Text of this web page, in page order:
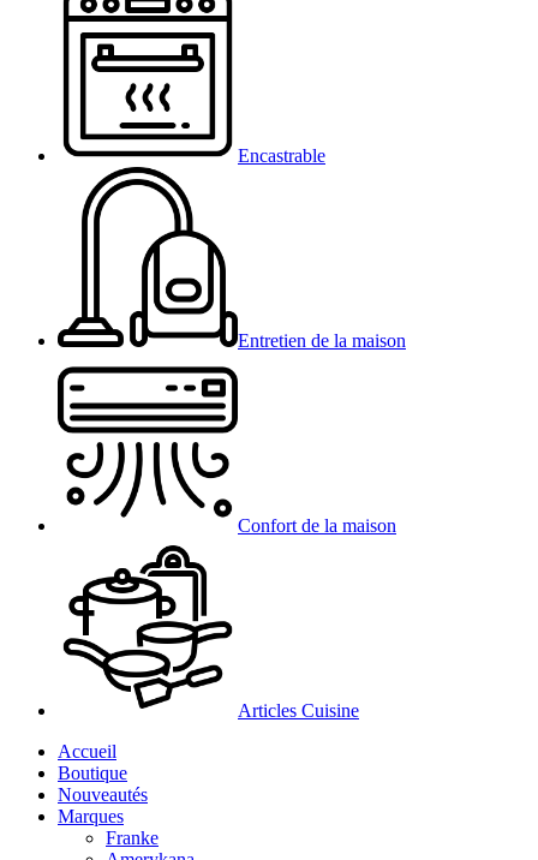
Encastrable
Entretien de la maison
Confort de la maison
Articles Cuisine
Accueil
Boutique
Nouveautés
Marques
Franke